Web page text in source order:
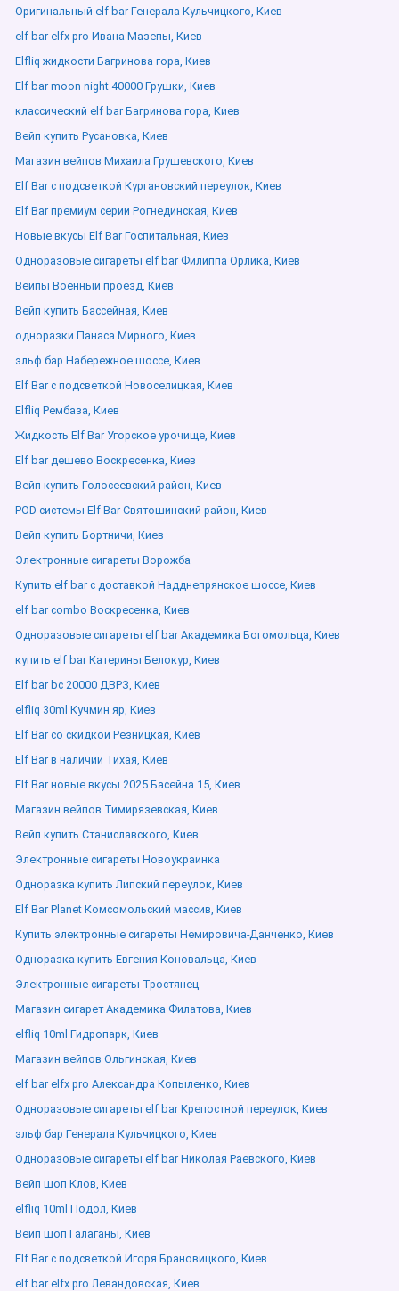
Оригинальный elf bar Генерала Кульчицкого, Киев
elf bar elfx pro Ивана Мазепы, Киев
Elfliq жидкости Багринова гора, Киев
Elf bar moon night 40000 Грушки, Киев
классический elf bar Багринова гора, Киев
Вейп купить Русановка, Киев
Магазин вейпов Михаила Грушевского, Киев
Elf Bar с подсветкой Кургановский переулок, Киев
Elf Bar премиум серии Рогнединская, Киев
Новые вкусы Elf Bar Госпитальная, Киев
Одноразовые сигареты elf bar Филиппа Орлика, Киев
Вейпы Военный проезд, Киев
Вейп купить Бассейная, Киев
одноразки Панаса Мирного, Киев
эльф бар Набережное шоссе, Киев
Elf Bar с подсветкой Новоселицкая, Киев
Elfliq Рембаза, Киев
Жидкость Elf Bar Угорское урочище, Киев
Elf bar дешево Воскресенка, Киев
Вейп купить Голосеевский район, Киев
POD системы Elf Bar Святошинский район, Киев
Вейп купить Бортничи, Киев
Электронные сигареты Ворожба
Купить elf bar с доставкой Надднепрянское шоссе, Киев
elf bar combo Воскресенка, Киев
Одноразовые сигареты elf bar Академика Богомольца, Киев
купить elf bar Катерины Белокур, Киев
Elf bar bc 20000 ДВРЗ, Киев
elfliq 30ml Кучмин яр, Киев
Elf Bar со скидкой Резницкая, Киев
Elf Bar в наличии Тихая, Киев
Elf Bar новые вкусы 2025 Басейна 15, Киев
Магазин вейпов Тимирязевская, Киев
Вейп купить Станиславского, Киев
Электронные сигареты Новоукраинка
Одноразка купить Липский переулок, Киев
Elf Bar Planet Комсомольский массив, Киев
Купить электронные сигареты Немировича-Данченко, Киев
Одноразка купить Евгения Коновальца, Киев
Электронные сигареты Тростянец
Магазин сигарет Академика Филатова, Киев
elfliq 10ml Гидропарк, Киев
Магазин вейпов Ольгинская, Киев
elf bar elfx pro Александра Копыленко, Киев
Одноразовые сигареты elf bar Крепостной переулок, Киев
эльф бар Генерала Кульчицкого, Киев
Одноразовые сигареты elf bar Николая Раевского, Киев
Вейп шоп Клов, Киев
elfliq 10ml Подол, Киев
Вейп шоп Галаганы, Киев
Elf Bar с подсветкой Игоря Брановицкого, Киев
elf bar elfx pro Левандовская, Киев